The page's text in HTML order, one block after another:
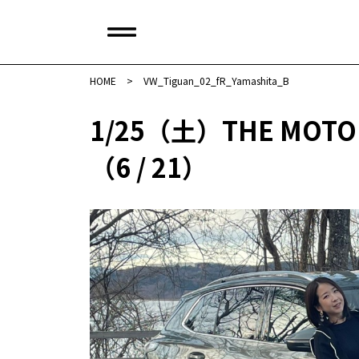
HOME > VW_Tiguan_02_fR_Yamashita_B
1/25（土）THE
（6 / 21）